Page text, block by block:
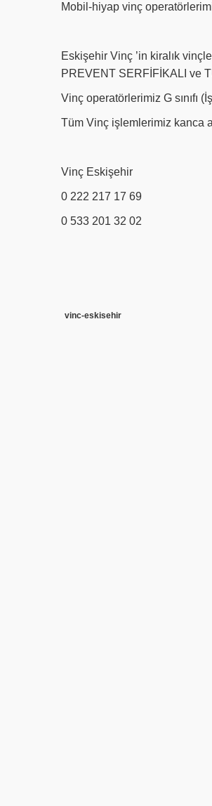
Mobil-hiyap vinç
Eskişehir Vinç ’in kiralık
PREVENT SERFİFİKALI ve
Vinç operatörlerimiz G sınıfı
Tüm Vinç işlemlerimiz kanca
Vinç Eskişehir
0 222 217 17 69
0 533 201 32 02
vinc-eskisehir